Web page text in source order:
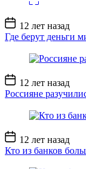
Дата
записи
12 лет назад
Где берут деньги
Дата
записи
12 лет назад
Россияне
Дата
записи
12 лет назад
Кто из банков